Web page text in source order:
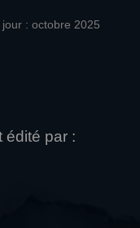
: octobre 2025
édité par :